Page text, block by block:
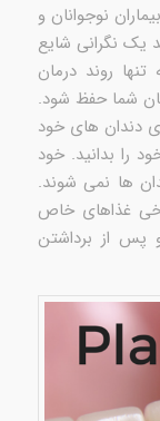
نوجوانان و
یک نگرانی شایع
روند درمان
شما حفظ شود.
دندان های خود
را بدانید. خود
ها نمی شوند.
غذاهای خاص
از برداشتن